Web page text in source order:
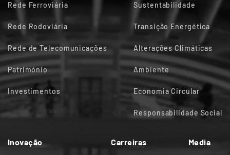
Rede Ferroviária
Rede Rodoviária
Rede de Telecomunicações
Património
Investimentos
Sustentabilidade
Transição Energética
Alterações Climáticas
Ambiente
Economia Circular
Responsabilidade Social
Inovação Carreiras Media